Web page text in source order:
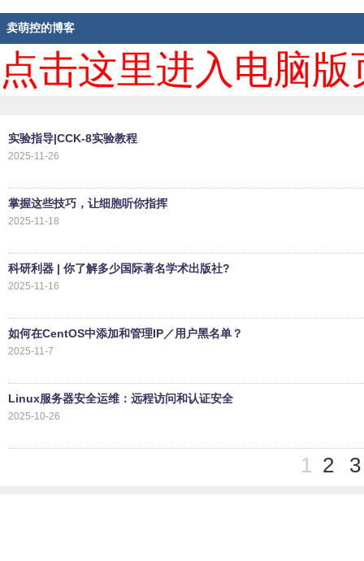
卖萌控的博客
点击这里进入电脑
实验指导|CCK-8实验教程
2025-11-26
掌握这些技巧，让细胞听你指挥
2025-11-18
科研利器 | 你了解多少国际著名学术出版社?
2025-11-16
如何在CentOS中添加和管理IP／用户黑名单？
2025-11-7
Linux服务器安全运维：远程访问和认证安全
2025-10-26
1 2 3